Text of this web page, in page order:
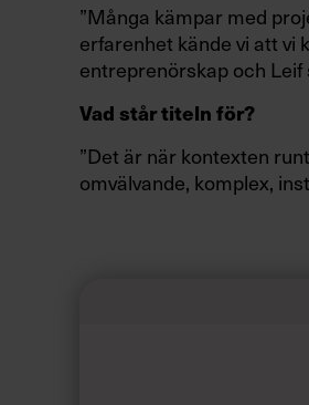
”Många kämpar med
erfarenhet kände vi att vi
entreprenörskap och Leif
Vad står titeln för?
”Det är när kontexten
omvälvande, komplex,